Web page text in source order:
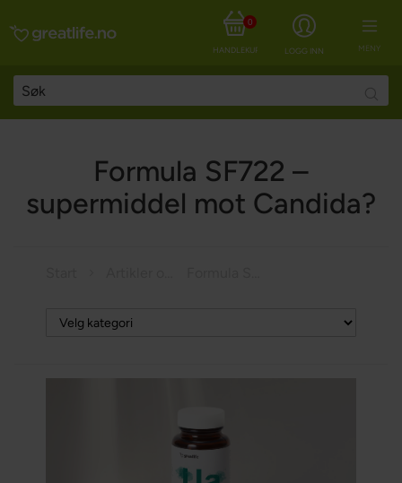
MENY
LOGG INN
HANDLEKURV
0
Formula SF722 –
supermiddel mot Candida?